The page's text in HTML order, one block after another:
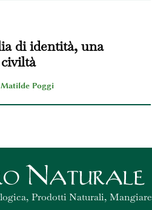
di identità, una
Matilde Poggi
Prodotti Naturali, Mangiare